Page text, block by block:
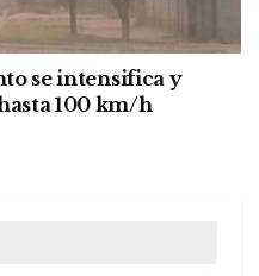
se intensifica y
100 km/h